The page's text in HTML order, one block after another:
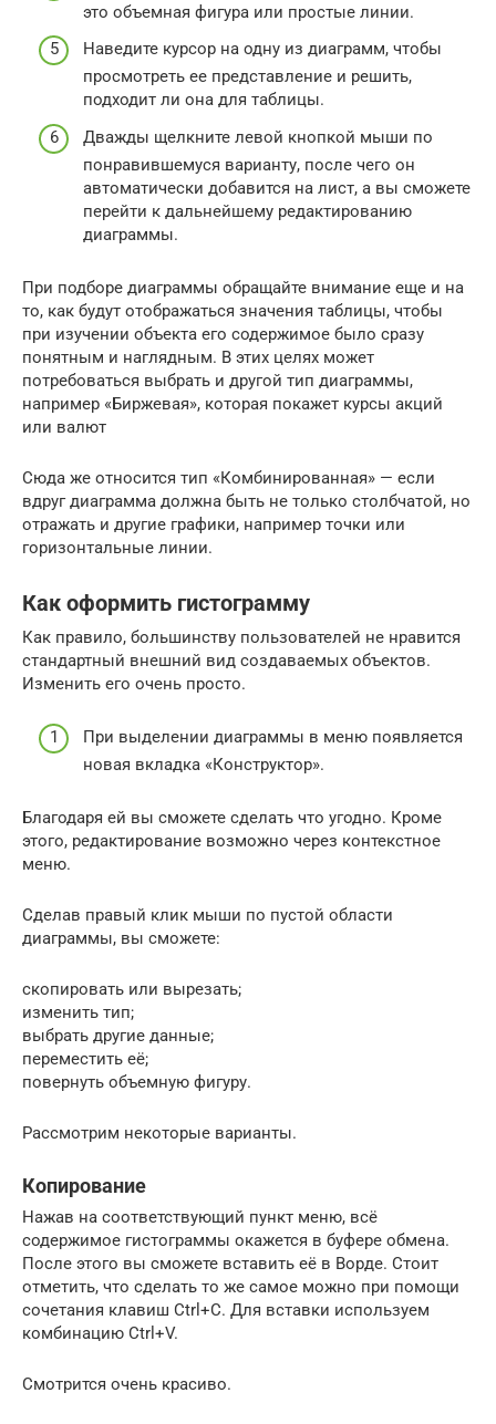
это объемная фигура или простые линии.
Наведите курсор на одну из диаграмм, чтобы
просмотреть ее представление и решить,
подходит ли она для таблицы.
Дважды щелкните левой кнопкой мыши по
понравившемуся варианту, после чего он
автоматически добавится на лист, а вы сможете
перейти к дальнейшему редактированию
диаграммы.
При подборе диаграммы обращайте внимание еще и на
то, как будут отображаться значения таблицы, чтобы
при изучении объекта его содержимое было сразу
понятным и наглядным. В этих целях может
потребоваться выбрать и другой тип диаграммы,
например «Биржевая», которая покажет курсы акций
или валют
Сюда же относится тип «Комбинированная» — если
вдруг диаграмма должна быть не только столбчатой, но
отражать и другие графики, например точки или
горизонтальные линии.
Как оформить гистограмму
Как правило, большинству пользователей не нравится
стандартный внешний вид создаваемых объектов.
Изменить его очень просто.
При выделении диаграммы в меню появляется
новая вкладка «Конструктор».
Благодаря ей вы сможете сделать что угодно. Кроме
этого, редактирование возможно через контекстное
меню.
Сделав правый клик мыши по пустой области
диаграммы, вы сможете:
скопировать или вырезать;
изменить тип;
выбрать другие данные;
переместить её;
повернуть объемную фигуру.
Рассмотрим некоторые варианты.
Копирование
Нажав на соответствующий пункт меню, всё
содержимое гистограммы окажется в буфере обмена.
После этого вы сможете вставить её в Ворде. Стоит
отметить, что сделать то же самое можно при помощи
сочетания клавиш Ctrl+C. Для вставки используем
комбинацию Ctrl+V.
Смотрится очень красиво.